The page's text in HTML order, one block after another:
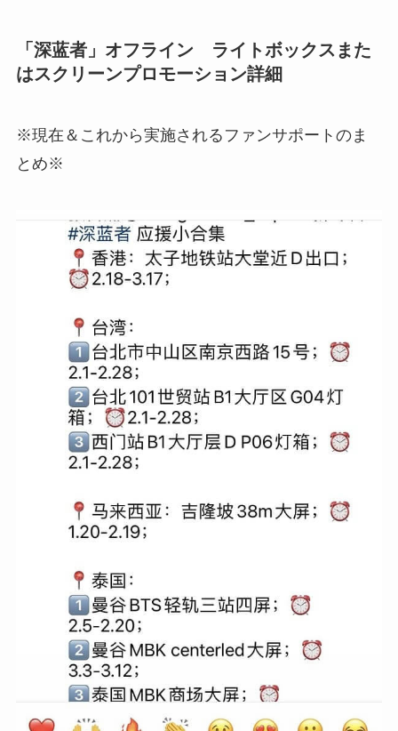
「深蓝者」オフライン ライトボックスまた
はスクリーンプロモーション詳細
※現在＆これから実施されるファンサポートのま
とめ※